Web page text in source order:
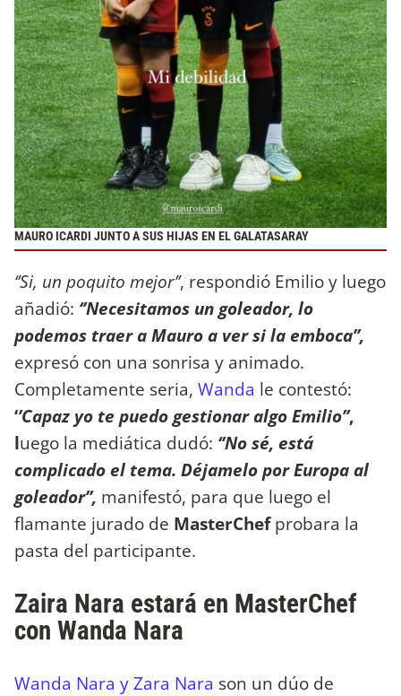
MAURO ICARDI JUNTO A SUS HIJAS EN EL GALATASARAY
‘’Si, un poquito mejor’’, respondió Emilio y luego
añadió: ‘’Necesitamos un goleador, lo
podemos traer a Mauro a ver si la emboca’’,
expresó con una sonrisa y animado.
Completamente seria, Wanda le contestó:
‘’Capaz yo te puedo gestionar algo Emilio’’,
luego la mediática dudó: ‘’No sé, está
complicado el tema. Déjamelo por Europa al
goleador’’, manifestó, para que luego el
flamante jurado de MasterChefprobara la
pasta del participante.
Zaira Nara estará en MasterChef
con Wanda Nara
Wanda Nara y Zara Nara son un dúo de